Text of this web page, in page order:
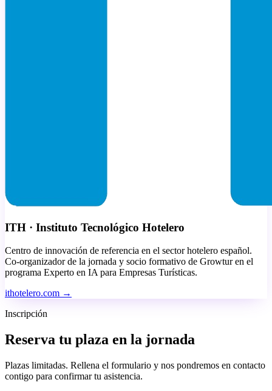
ITH · Instituto Tecnológico Hotelero
Centro de innovación de referencia en el sector hotelero español.
Co-organizador de la jornada y socio formativo de Growtur en el
programa Experto en IA para Empresas Turísticas.
ithotelero.com →
Inscripción
Reserva tu plaza en la jornada
Plazas limitadas. Rellena el formulario y nos pondremos en contacto
contigo para confirmar tu asistencia.